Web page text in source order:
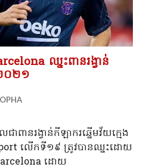
ឈ្នះពានរង្វាន់
០២១
ាពានរង្វាន់កីឡាករឆ្នើមវ័យក្មេង
លើកទី១៩ ត្រូវបានឈ្នះដោយ
ដោយ